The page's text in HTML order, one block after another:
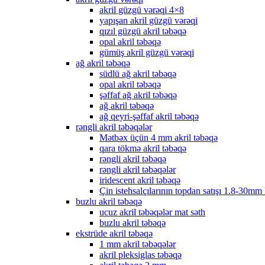
akril güzgü vərəqi 4×8
yapışan akril güzgü vərəqi
qızıl güzgü akril təbəqə
opal akril təbəqə
gümüş akril güzgü vərəqi
ağ akril təbəqə
südlü ağ akril təbəqə
opal akril təbəqə
şəffaf ağ akril təbəqə
ağ akril təbəqə
ağ qeyri-şəffaf akril təbəqə
rəngli akril təbəqələr
Mətbəx üçün 4 mm akril təbəqə
qara tökmə akril təbəqə
rəngli akril təbəqə
rəngli akril təbəqələr
iridescent akril təbəqə
Çin istehsalçılarının topdan satışı 1.8-
buzlu akril təbəqə
ucuz akril təbəqələr mat səth
buzlu akril təbəqə
ekstrüde akril təbəqə
1 mm akril təbəqələr
akril pleksiglas təbəqə